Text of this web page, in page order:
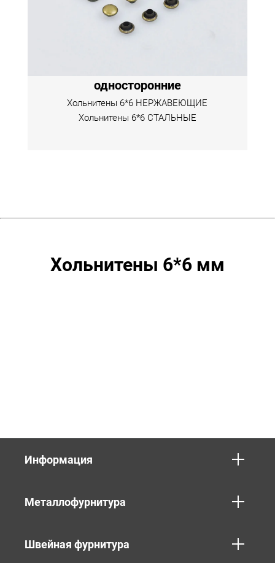
односторонние
Хольнитены 6*6 НЕРЖАВЕЮЩИЕ
Хольнитены 6*6 СТАЛЬНЫЕ
Хольнитены 6*6 мм
Информация
Металлофурнитура
Швейная фурнитура